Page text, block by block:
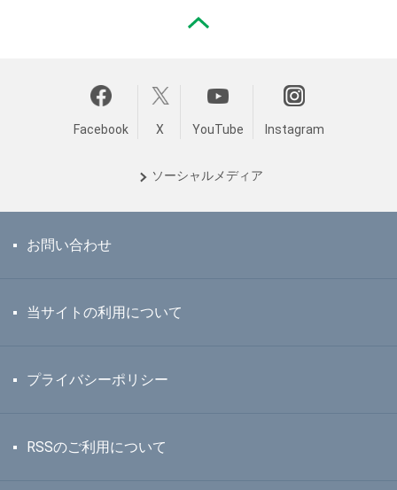
Facebook X YouTube Instagram
ソーシャルメディア
お問い合わせ
当サイトの利用について
プライバシーポリシー
RSSのご利用について